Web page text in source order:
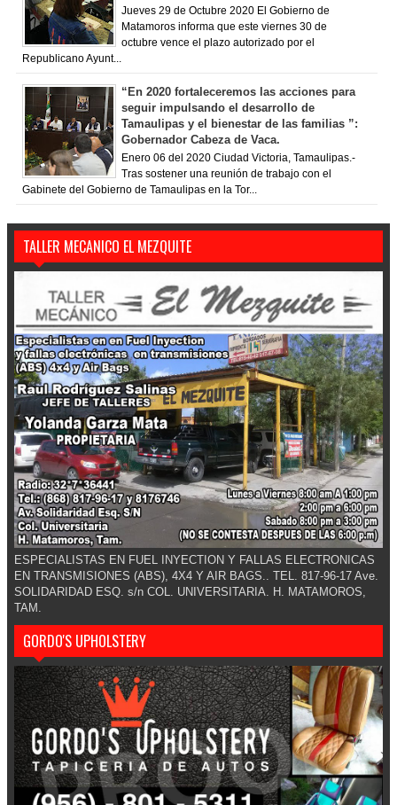
Jueves 29 de Octubre 2020 El Gobierno de
Matamoros informa que este viernes 30 de
octubre vence el plazo autorizado por el
Republicano Ayunt...
“En 2020 fortaleceremos las acciones para
seguir impulsando el desarrollo de
Tamaulipas y el bienestar de las familias ”:
Gobernador Cabeza de Vaca.
Enero 06 del 2020 Ciudad Victoria, Tamaulipas.-
Tras sostener una reunión de trabajo con el
Gabinete del Gobierno de Tamaulipas en la Tor...
TALLER MECANICO EL MEZQUITE
ESPECIALISTAS EN FUEL INYECTION Y FALLAS ELECTRONICAS
EN TRANSMISIONES (ABS), 4X4 Y AIR BAGS.. TEL. 817-96-17 Ave.
SOLIDARIDAD ESQ. s/n COL. UNIVERSITARIA. H. MATAMOROS,
TAM.
GORDO'S UPHOLSTERY